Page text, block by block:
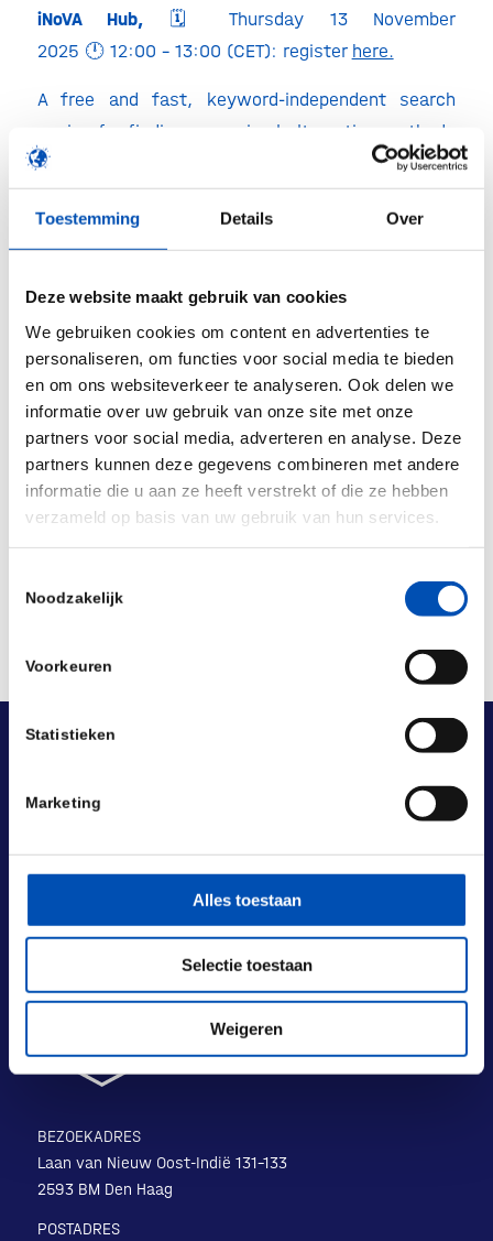
Toestemming Details Over
Deze website maakt gebruik van cookies
We gebruiken cookies om content en advertenties te
personaliseren, om functies voor social media te bieden
en om ons websiteverkeer te analyseren. Ook delen we
informatie over uw gebruik van onze site met onze
partners voor social media, adverteren en analyse. Deze
partners kunnen deze gegevens combineren met andere
informatie die u aan ze heeft verstrekt of die ze hebben
verzameld op basis van uw gebruik van hun services.
Noodzakelijk
Voorkeuren
Statistieken
Marketing
Alles toestaan
Selectie toestaan
Weigeren
iNoVA Hub,
🗓️ Thursday 13 November
2025 🕛 12:00 – 13:00 (CET): register here.
A free and fast, keyword-independent search
engine for finding non-animal alternative methods
for use in biomedical research.
Search4NAMs/3Ranker
An interactive, web-based platform to navigate
alternatives described in the literature
iNoVA Hub
Deel dit stuk
BEZOEKADRES
Laan van Nieuw Oost-Indië 131-133
2593 BM Den Haag
POSTADRES